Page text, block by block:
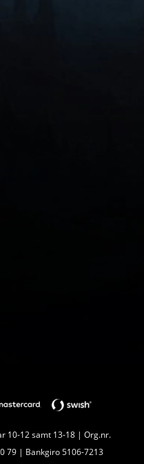
10-12 samt 13-18 | Org.nr.
79 | Bankgiro 5106-7213